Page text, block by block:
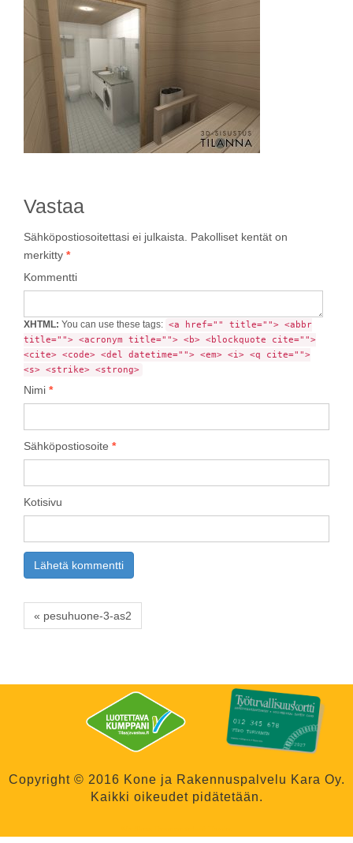
Vastaa
Sähköpostiosoitettasi ei julkaista.
Pakolliset kentät on
merkitty *
Kommentti
XHTML: You can use these tags: <a href="" title=""> <abbr
title=""> <acronym title=""> <b> <blockquote cite="">
<cite> <code> <del datetime=""> <em> <i> <q cite="">
<s> <strike> <strong>
Nimi *
Sähköpostiosoite *
Kotisivu
« pesuhuone-3-as2
Copyright © 2016 Kone ja Rakennuspalvelu Kara Oy.
Kaikki oikeudet pidätetään.